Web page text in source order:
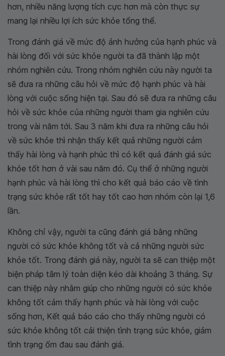
hơn, nhiều năng lượng tích cực hơn mà còn thực sự
mang lại nhiều lợi ích sức khỏe tổng thể.
Trong đánh giá về mức độ ảnh hưởng của hạnh phúc và
hài lòng đối với sức khỏe người ta đã thành lập một
nhóm nghiên cứu. Trong nhóm nghiên cứu này người ta
sẽ đưa ra những câu hỏi về mức độ hạnh phúc và hài
lòng với cuộc sống hiện tại. Sau đó sẽ đưa ra những câu
hỏi về sức khỏe của những người tham gia nghiên cứu
trong vài năm tới. Sau 3 năm khi đưa ra những câu hỏi
về sức khỏe thì nhận thấy kết quả những người cảm
thấy hài lòng và hạnh phúc thì có kết quả đánh giá sức
khỏe tốt hơn ở vài sau năm đó. Cụ thể ở những người
hạnh phúc và hài lòng thì cho kết quả báo cáo về tình
trạng sức khỏe rất tốt hay tốt cao hơn nhóm còn lại 1,6
lần.
Không chỉ vậy, người ta cũng đánh giá bằng những
người có sức khỏe không tốt và cả những người sức
khỏe tốt. Trong đánh giá này, người ta sẽ can thiệp một
biện pháp tâm lý toàn diện kéo dài khoảng 3 tháng. Sự
can thiệp này nhằm giúp cho những người có sức khỏe
không tốt cảm thấy hạnh phúc và hài lòng với cuộc
sống hơn, Kết quả báo cáo cho thấy những người có
sức khỏe không tốt cải thiện tình trạng sức khỏe, giảm
tình trạng ốm đau sau đánh giá.